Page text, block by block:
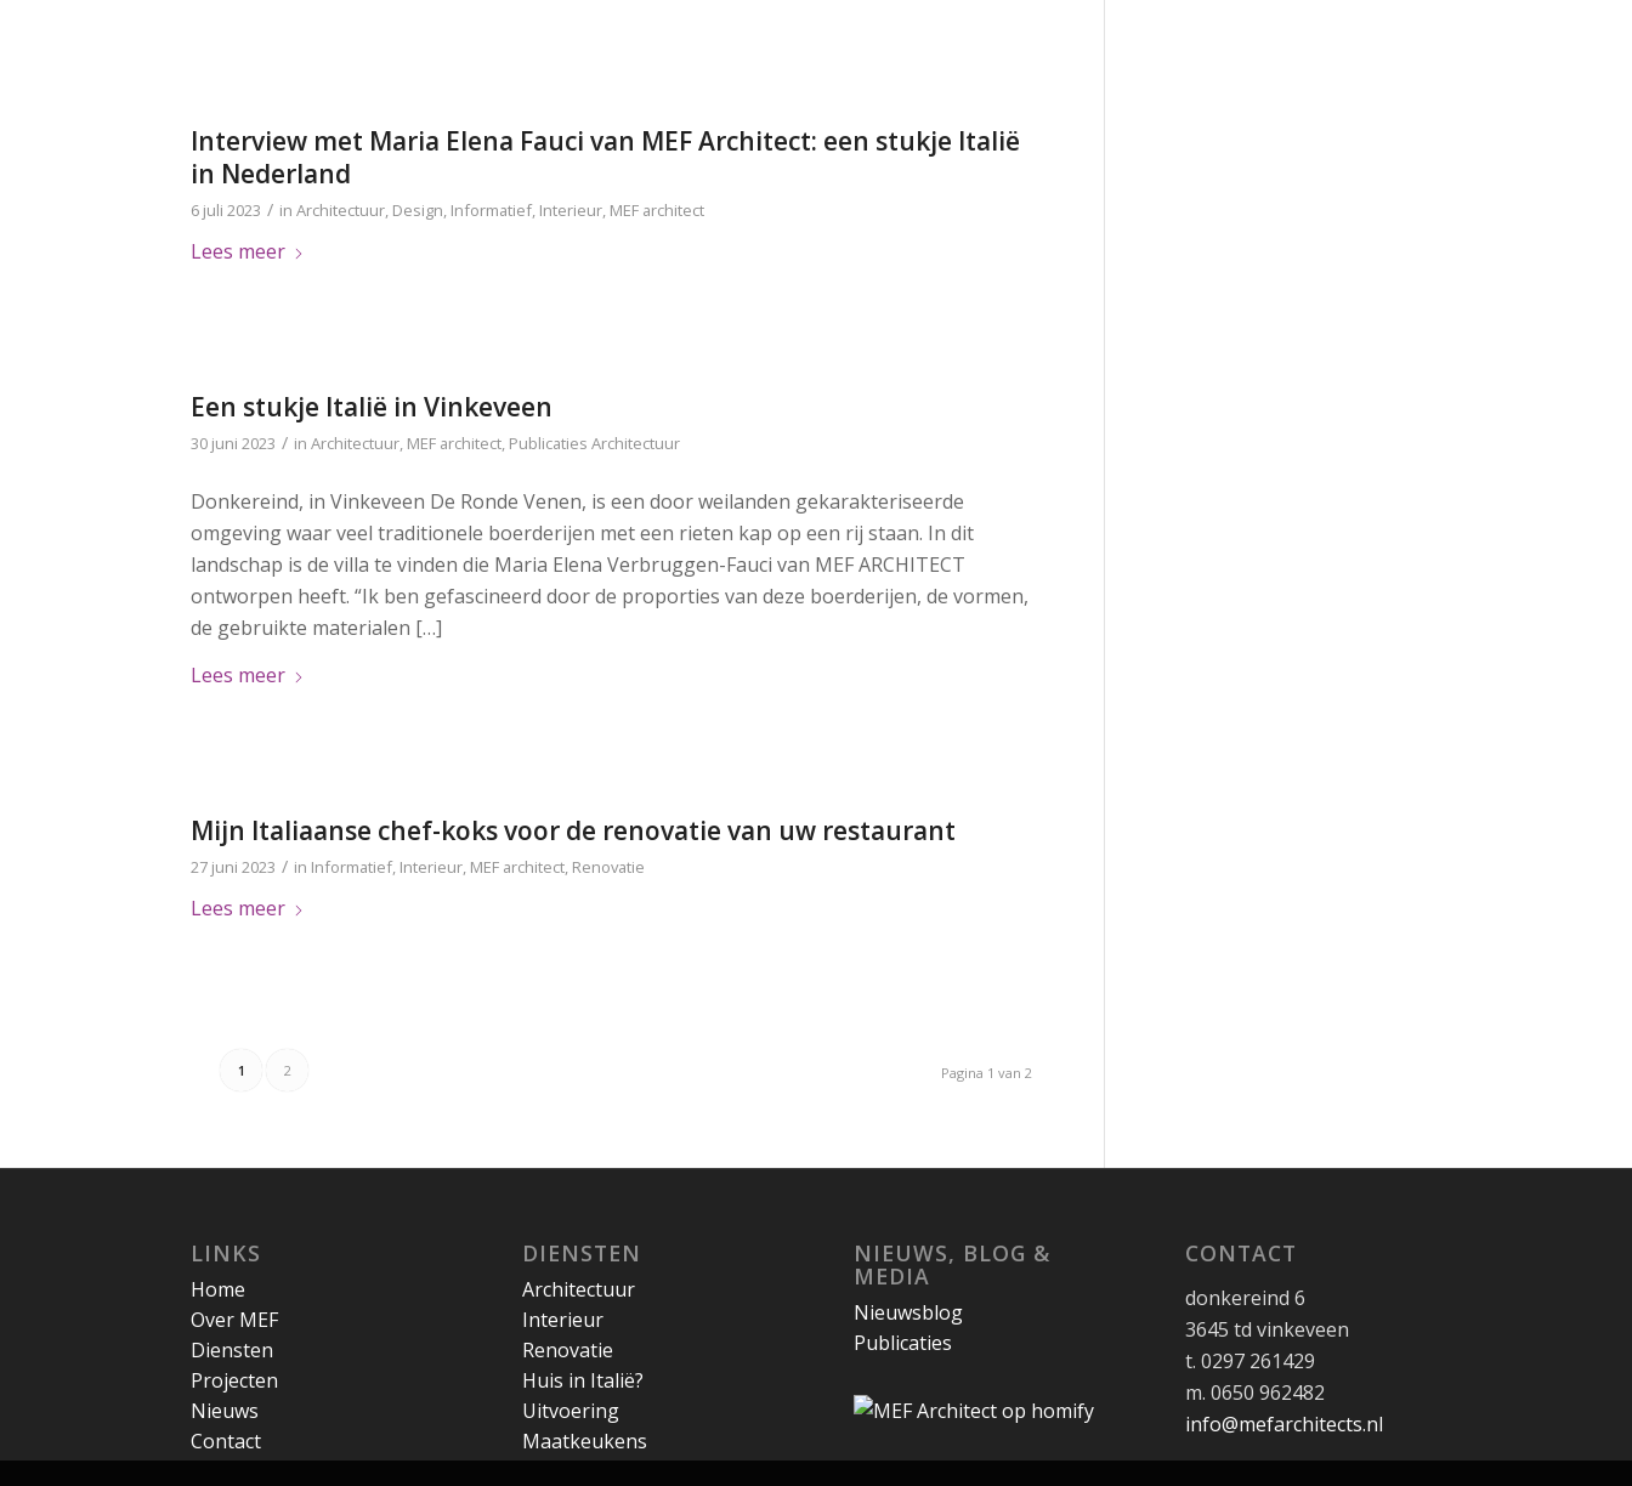
Interview met Maria Elena Fauci van MEF Architect: een stukje Italië
in Nederland
6 juli 2023 / in Architectuur, Design, Informatief, Interieur, MEF architect
Lees meer
Een stukje Italië in Vinkeveen
30 juni 2023 / in Architectuur, MEF architect, Publicaties Architectuur
Donkereind, in Vinkeveen De Ronde Venen, is een door weilanden gekarakteriseerde
omgeving waar veel traditionele boerderijen met een rieten kap op een rij staan. In dit
landschap is de villa te vinden die Maria Elena Verbruggen-Fauci van MEF ARCHITECT
ontworpen heeft. “Ik ben gefascineerd door de proporties van deze boerderijen, de vormen,
de gebruikte materialen […]
Lees meer
Mijn Italiaanse chef-koks voor de renovatie van uw restaurant
27 juni 2023 / in Informatief, Interieur, MEF architect, Renovatie
Lees meer
Pagina 1 van 2
1 2
LINKS
Home
Over MEF
Diensten
Projecten
Nieuws
Contact
DIENSTEN
Architectuur
Interieur
Renovatie
Huis in Italië?
Uitvoering
Maatkeukens
NIEUWS, BLOG &
MEDIA
Nieuwsblog
Publicaties
CONTACT
donkereind 6
3645 td vinkeveen
t. 0297 261429
m. 0650 962482
info@mefarchitects.nl